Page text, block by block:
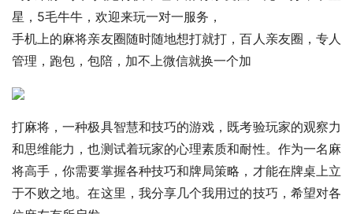
星，5毛牛牛，欢迎来玩一对一服务，
手机上的麻将亲友圈随时随地想打就打，百人亲友圈，专人
管理，跑包，包陪，加不上微信就换一个加
打麻将，一种极具智慧和技巧的游戏，既考验玩家的观察力
和思维能力，也测试着玩家的心理素质和耐性。作为一名麻
将高手，你需要掌握各种技巧和牌局策略，才能在牌桌上立
于不败之地。在这里，我分享几个我用过的技巧，希望对各